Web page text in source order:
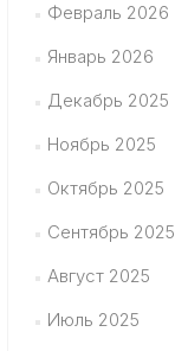
Февраль 2026
Январь 2026
Декабрь 2025
Ноябрь 2025
Октябрь 2025
Сентябрь 2025
Август 2025
Июль 2025